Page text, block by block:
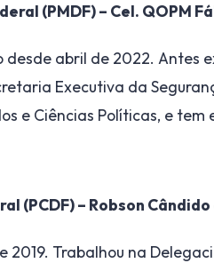
(PMDF) – Cel. QOPM
abril de 2022. Antes
Executiva da
e Ciências Políticas, e tem
(PCDF) – Robson Cândido
2019. Trabalhou na